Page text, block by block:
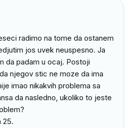
radimo na tome da ostanem
jos uvek neuspesno. Ja
da padam u ocaj. Postoji
njegov stic ne moze da ima
imao nikakvih problema sa
da nasledno, ukoliko to jeste
25.